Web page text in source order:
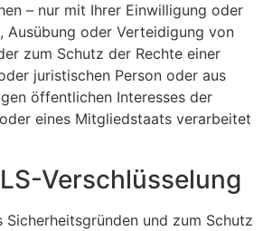
– nur mit Ihrer Einwilligung oder
Ausübung oder Verteidigung von
zum Schutz der Rechte einer
juristischen Person oder aus
öffentlichen Interesses der
eines Mitgliedstaats verarbeitet
Verschlüsselung
Sicherheitsgründen und zum Schutz